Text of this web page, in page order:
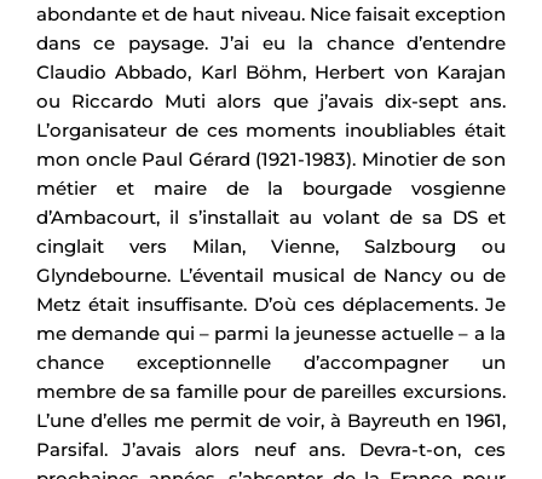
abondante et de haut niveau. Nice faisait exception
dans ce paysage. J’ai eu la chance d’entendre
Claudio Abbado, Karl Böhm, Herbert von Karajan
ou Riccardo Muti alors que j’avais dix-sept ans.
L’organisateur de ces moments inoubliables était
mon oncle Paul Gérard (1921-1983). Minotier de son
métier et maire de la bourgade vosgienne
d’Ambacourt, il s’installait au volant de sa DS et
cinglait vers Milan, Vienne, Salzbourg ou
Glyndebourne. L’éventail musical de Nancy ou de
Metz était insuffisante. D’où ces déplacements. Je
me demande qui – parmi la jeunesse actuelle – a la
chance exceptionnelle d’accompagner un
membre de sa famille pour de pareilles excursions.
L’une d’elles me permit de voir, à Bayreuth en 1961,
Parsifal. J’avais alors neuf ans. Devra-t-on, ces